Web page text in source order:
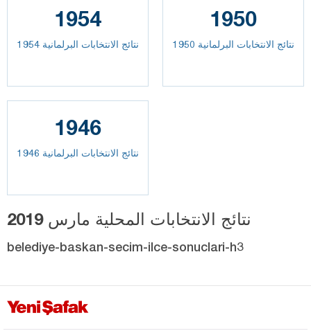
1954
نتائج الانتخابات البرلمانية 1954
1950
نتائج الانتخابات البرلمانية 1950
1946
نتائج الانتخابات البرلمانية 1946
نتائج الانتخابات المحلية مارس 2019
belediye-baskan-secim-ilce-sonuclari-h3